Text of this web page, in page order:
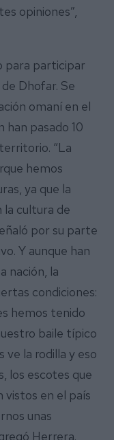
opiniones”,
para participar
Dhofar. Se
omaní en el
han pasado 10
“La
hemos
ya que la
la cultura de
por su parte
Y aunque han
nación, la
condiciones:
hemos tenido
baile típico
ve la rodilla y eso
los escotes que
vistos en el país
unas
Herrera.